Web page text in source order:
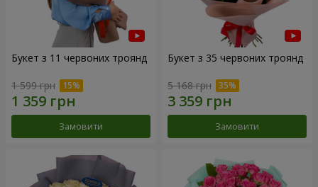
Букет з 11 червоних троянд
1 599 грн
Замовити
Букет з 35 червоних троянд
5 168 грн
Замовити